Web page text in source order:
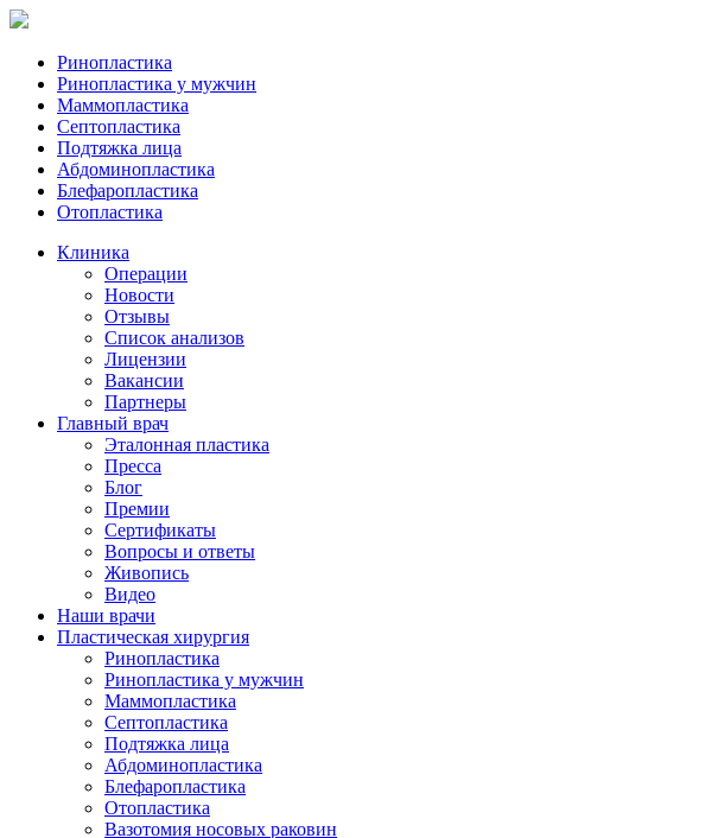
Ринопластика
Ринопластика у мужчин
Маммопластика
Септопластика
Подтяжка лица
Абдоминопластика
Блефаропластика
Отопластика
Клиника
Операции
Новости
Отзывы
Список анализов
Лицензии
Вакансии
Партнеры
Главный врач
Эталонная пластика
Пресса
Блог
Премии
Сертификаты
Вопросы и ответы
Живопись
Видео
Наши врачи
Пластическая хирургия
Ринопластика
Ринопластика у мужчин
Маммопластика
Септопластика
Подтяжка лица
Абдоминопластика
Блефаропластика
Отопластика
Вазотомия носовых раковин